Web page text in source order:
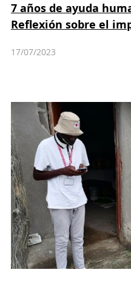
7 años de ayuda
Reflexión sobre el
17/07/2023